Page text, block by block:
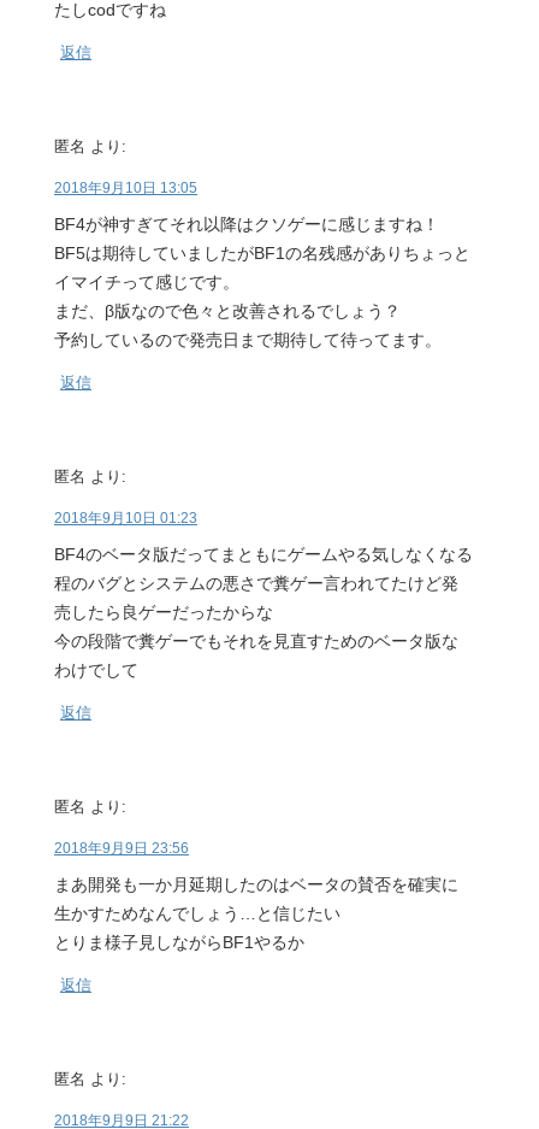
たしcodですね
返信
匿名 より:
2018年9月10日 13:05
BF4が神すぎてそれ以降はクソゲーに感じますね！
BF5は期待していましたがBF1の名残感がありちょっと
イマイチって感じです。
まだ、β版なので色々と改善されるでしょう？
予約しているので発売日まで期待して待ってます。
返信
匿名 より:
2018年9月10日 01:23
BF4のベータ版だってまともにゲームやる気しなくなる
程のバグとシステムの悪さで糞ゲー言われてたけど発
売したら良ゲーだったからな
今の段階で糞ゲーでもそれを見直すためのベータ版な
わけでして
返信
匿名 より:
2018年9月9日 23:56
まあ開発も一か月延期したのはベータの賛否を確実に
生かすためなんでしょう…と信じたい
とりま様子見しながらBF1やるか
返信
匿名 より:
2018年9月9日 21:22